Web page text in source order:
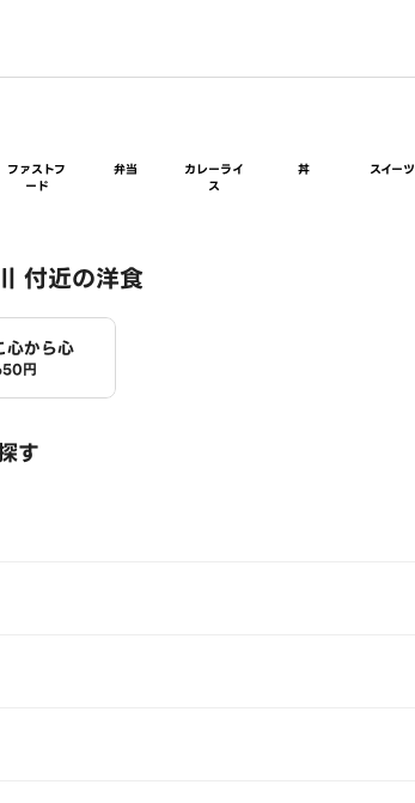
ファストフ
ード
弁当
カレーライ
ス
丼 スイーツ
付近の洋食
から心
円
す